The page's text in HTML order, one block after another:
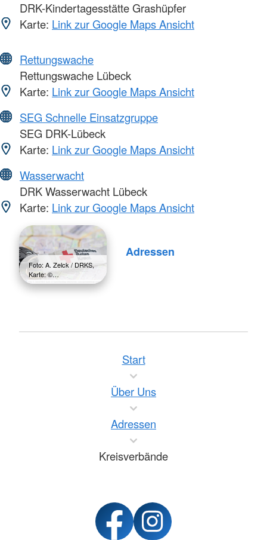
DRK-Kindertagesstätte Grashüpfer
Karte: Link zur Google Maps Ansicht
Rettungswache
Rettungswache Lübeck
Karte: Link zur Google Maps Ansicht
SEG Schnelle Einsatzgruppe
SEG DRK-Lübeck
Karte: Link zur Google Maps Ansicht
Wasserwacht
DRK Wasserwacht Lübeck
Karte: Link zur Google Maps Ansicht
Foto: A. Zelck / DRKS,
Karte: ©…
Adressen
Start
Über Uns
Adressen
Kreisverbände